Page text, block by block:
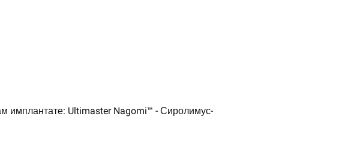
имплантате: Ultimaster Nagomi™ - Сиролимус-